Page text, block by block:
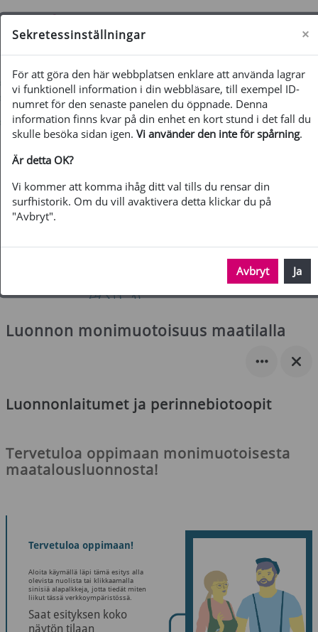
Sidopanel
Luonnon monimuotoisuus maatilalla
Luonnonlaitumet ja perinnebiotoopit
Tervetuloa oppimaan monimuotoisesta
maatalousluonnosta!
Sekretessinställningar ×
För att göra den här webbplatsen enklare att använda lagrar
vi funktionell information i din webbläsare, till exempel ID-
numret för den senaste panelen du öppnade. Denna
information finns kvar på din enhet en kort stund i det fall du
skulle besöka sidan igen. Vi använder den inte för spårning.
Är detta OK?
Vi kommer att komma ihåg ditt val tills du rensar din
surfhistorik. Om du vill avaktivera detta klickar du på
"Avbryt".
Avbryt Ja